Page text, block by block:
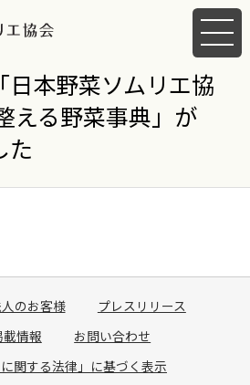
メ
ニ
ー
を
日本野菜ソムリエ協
える野菜事典」が
た
のお客様
プレスリリース
載情報
お問い合わせ
に関する法律」に基づく表示